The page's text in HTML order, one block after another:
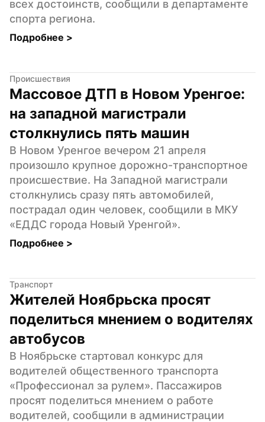
всех достоинств, сообщили в департаменте
спорта региона.
Подробнее >
Происшествия
Массовое ДТП в Новом Уренгое:
на западной магистрали
столкнулись пять машин
В Новом Уренгое вечером 21 апреля
произошло крупное дорожно-транспортное
происшествие. На Западной магистрали
столкнулись сразу пять автомобилей,
пострадал один человек, сообщили в МКУ
«ЕДДС города Новый Уренгой».
Подробнее >
Транспорт
Жителей Ноябрьска просят
поделиться мнением о водителях
автобусов
В Ноябрьске стартовал конкурс для
водителей общественного транспорта
«Профессионал за рулем». Пассажиров
просят поделиться мнением о работе
водителей, сообщили в администрации